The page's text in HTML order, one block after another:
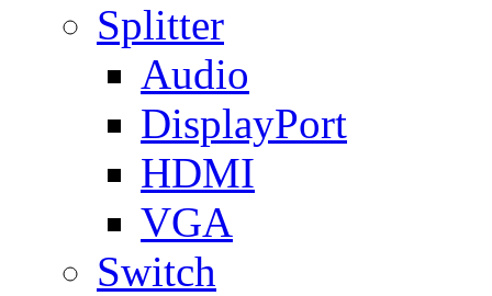
Splitter
Audio
DisplayPort
HDMI
VGA
Switch